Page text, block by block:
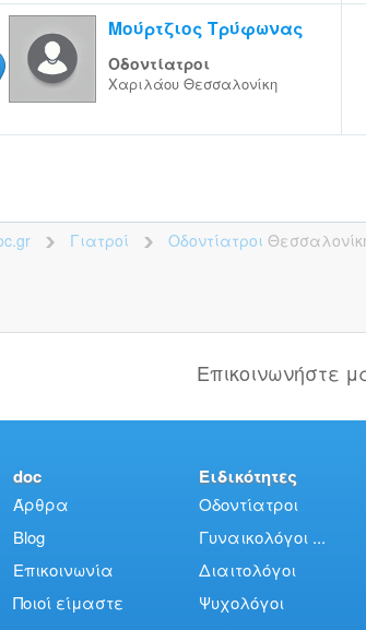
Μούρτζιος Τρύφωνας
Οδοντίατροι
Χαριλάου Θεσσαλονίκη
>Γιατροί >
Οδοντίατροι
Επικοινωνήστε
doc
Άρθρα
Blog
Επικοινωνία
Ποιοί είμαστε
Ειδικότητες
Οδοντίατροι
Γυναικολόγοι ...
Διαιτολόγοι
Ψυχολόγοι